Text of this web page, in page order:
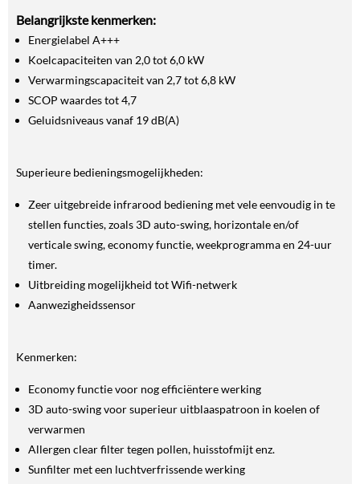
Belangrijkste kenmerken:
Energielabel A+++
Koelcapaciteiten van 2,0 tot 6,0 kW
Verwarmingscapaciteit van 2,7 tot 6,8 kW
SCOP waardes tot 4,7
Geluidsniveaus vanaf 19 dB(A)
Superieure bedieningsmogelijkheden:
Zeer uitgebreide infrarood bediening met vele eenvoudig in te
stellen functies, zoals 3D auto-swing, horizontale en/of
verticale swing, economy functie, weekprogramma en 24-uur
timer.
Uitbreiding mogelijkheid tot Wifi-netwerk
Aanwezigheidssensor
Kenmerken:
Economy functie voor nog efficiëntere werking
3D auto-swing voor superieur uitblaaspatroon in koelen of
verwarmen
Allergen clear filter tegen pollen, huisstofmijt enz.
Sunfilter met een luchtverfrissende werking